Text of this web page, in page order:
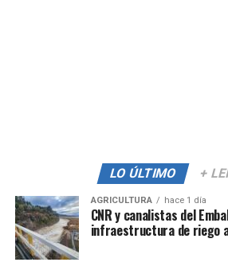
LO ÚLTIMO +
AGRICULTURA hace 1 día
CNR y canalistas del
infraestructura de riego